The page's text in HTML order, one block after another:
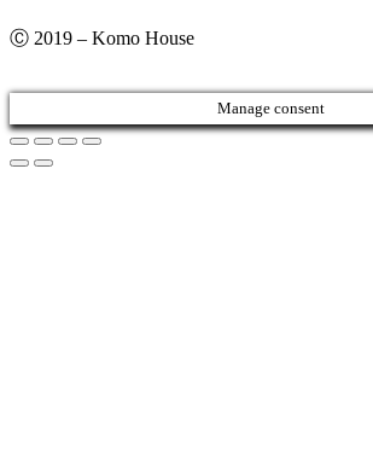
Ⓒ 2019 – Komo House
Manage consent